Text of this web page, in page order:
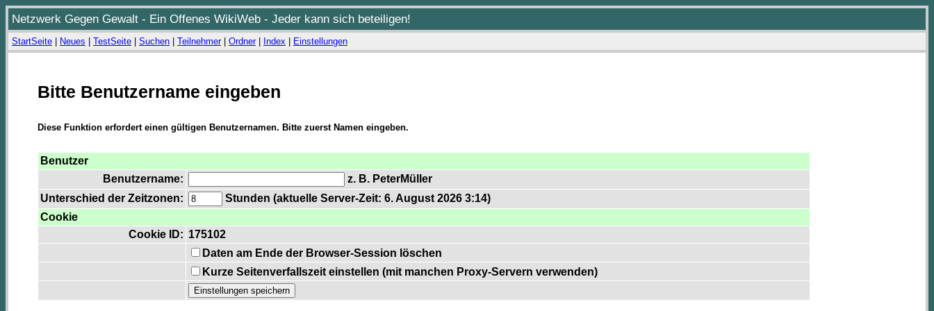
Netzwerk Gegen Gewalt - Ein Offenes WikiWeb - Jeder kann sich beteiligen!
StartSeite Neues TestSeite Suchen Teilnehmer| Ordner| Index Einstellungen
Bitte Benutzername eingeben
Diese Funktion erfordert einen gültigen Benutzernamen. Bitte zuerst Namen eingeben.
Benutzer
Benutzername:
z. B. PeterMüller
Unterschied der Zeitzonen:
Stunden (aktuelle Server-Zeit: 6. August 2026 3:14)
Cookie
Cookie ID: 175102
Daten am Ende der Browser-Session löschen
Kurze Seitenverfallszeit einstellen (mit manchen Proxy-Servern verwenden)